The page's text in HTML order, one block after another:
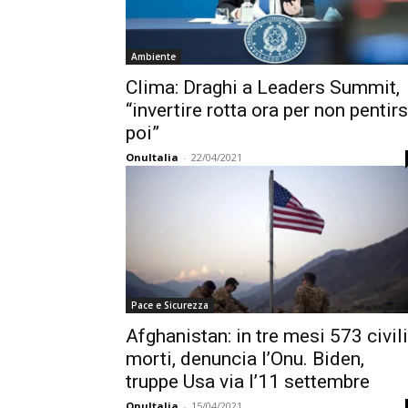
Ambiente
Clima: Draghi a Leaders Summit,
“invertire rotta ora per non
poi”
OnuItalia - 22/04/2021
Pace e Sicurezza
Afghanistan: in tre mesi 573 civili
morti, denuncia l’Onu. Biden,
truppe Usa via l’11 settembre